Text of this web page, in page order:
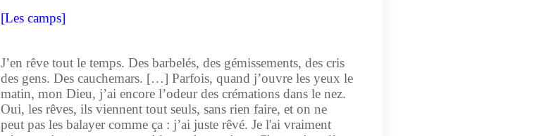
[Les camps]
J’en rêve tout le temps. Des barbelés, des gémissements, des cris
des gens. Des cauchemars. […] Parfois, quand j’ouvre les yeux le
matin, mon Dieu, j’ai encore l’odeur des crémations dans le nez.
Oui, les rêves, ils viennent tout seuls, sans rien faire, et on ne
peut pas les balayer comme ça : j’ai juste rêvé. Je l'ai vraiment